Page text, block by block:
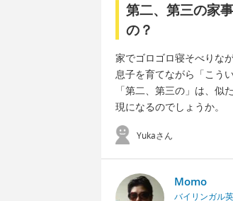
第二、第三の家
の？
家でゴロゴロ寝そべりな
息子を育てながら「こう
「第二、第三の」は、
現になるのでしょうか。
Yukaさん
Momo
バイリンガル